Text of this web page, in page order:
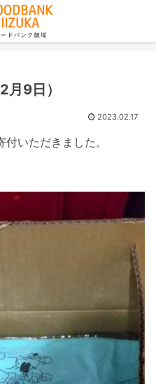
9日）
2023.02.17
いただきました。